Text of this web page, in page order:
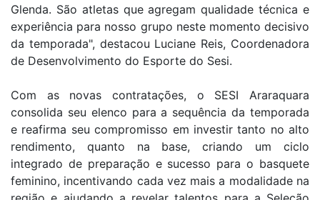
Glenda. São atletas que agregam qualidade técnica e
experiência para nosso grupo neste momento decisivo
da temporada", destacou Luciane Reis, Coordenadora
de Desenvolvimento do Esporte do Sesi.
Com as novas contratações, o SESI Araraquara
consolida seu elenco para a sequência da temporada
e reafirma seu compromisso em investir tanto no alto
rendimento, quanto na base, criando um ciclo
integrado de preparação e sucesso para o basquete
feminino, incentivando cada vez mais a modalidade na